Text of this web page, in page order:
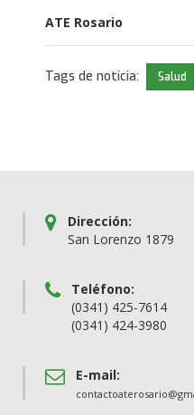
ATE Rosario
Tags de noticia: Salud
Dirección:
San Lorenzo 1879
Teléfono:
(0341) 425-7614
(0341) 424-3980
E-mail: